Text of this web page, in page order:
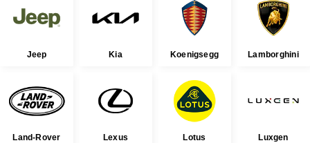
Jeep Kia Koenigsegg Lamborghini
Land-Rover Lexus Lotus Luxgen